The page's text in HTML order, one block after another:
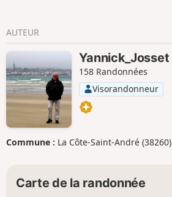
AUTEUR
Yannick_Josset
158 Randonnées
Visorandonneur
Commune : La Côte-Saint-André (38260)
Carte de la randonnée